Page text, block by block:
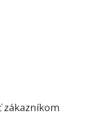
zákazníkom